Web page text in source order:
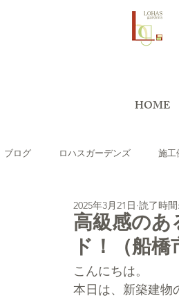
HOME
ブログ ロハスガーデンズ 施
おすすめの植物 ワークショ
テラス・ウッドデッキを つくりたい
高級感の
ド！（船橋
2025年3月21日 読了時
こんにちは。
本日は、新築建物